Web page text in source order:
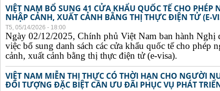
VIỆT NAM BỔ SUNG 41 CỬA KHẨU QUỐC TẾ CHO
NHẬP CẢNH, XUẤT CẢNH BẰNG THỊ THỰC ĐIỆN TỬ (E-
T5, 05/14/2026 - 18:00
Ngày 02/12/2025, Chính phủ Việt Nam ban hành Nghị
việc bổ sung danh sách các cửa khẩu quốc tế cho phép
cảnh, xuất cảnh bằng thị thực điện tử (e-visa).
VIỆT NAM MIỄN THỊ THỰC CÓ THỜI HẠN CHO NGƯỜI
ĐỐI TƯỢNG ĐẶC BIỆT CẦN ƯU ĐÃI PHỤC VỤ PHÁT